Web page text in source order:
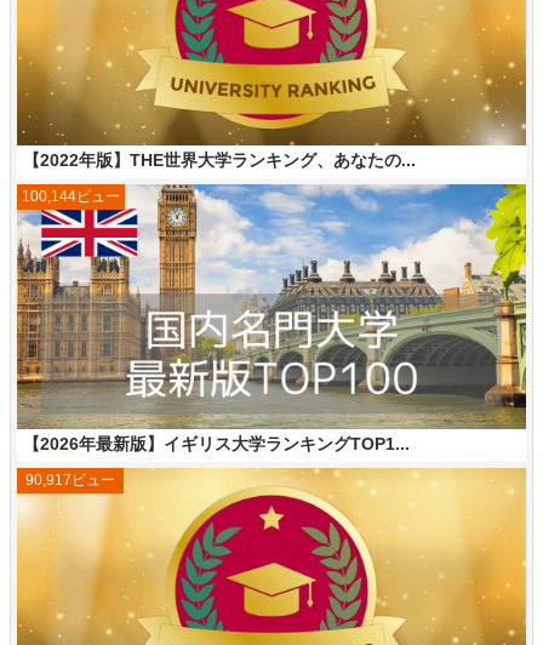
【2022年版】THE世界大学ランキング、あなたの...
【2026年最新版】イギリス大学ランキングTOP1...
100,144ビュー
90,917ビュー